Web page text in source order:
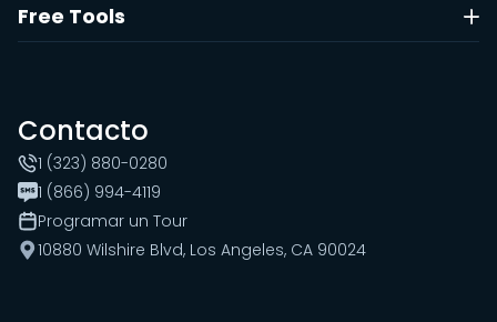
Free Tools
Contacto
1 (323) 880-0280
1 (866) 994-4119
Programar un Tour
10880 Wilshire Blvd, Los Angeles, CA 90024